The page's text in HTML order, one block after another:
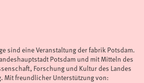
sind eine Veranstaltung der fabrik Potsdam.
Potsdam und mit Mitteln des
Forschung und Kultur des Landes
Mit freundlicher Unterstützung von: